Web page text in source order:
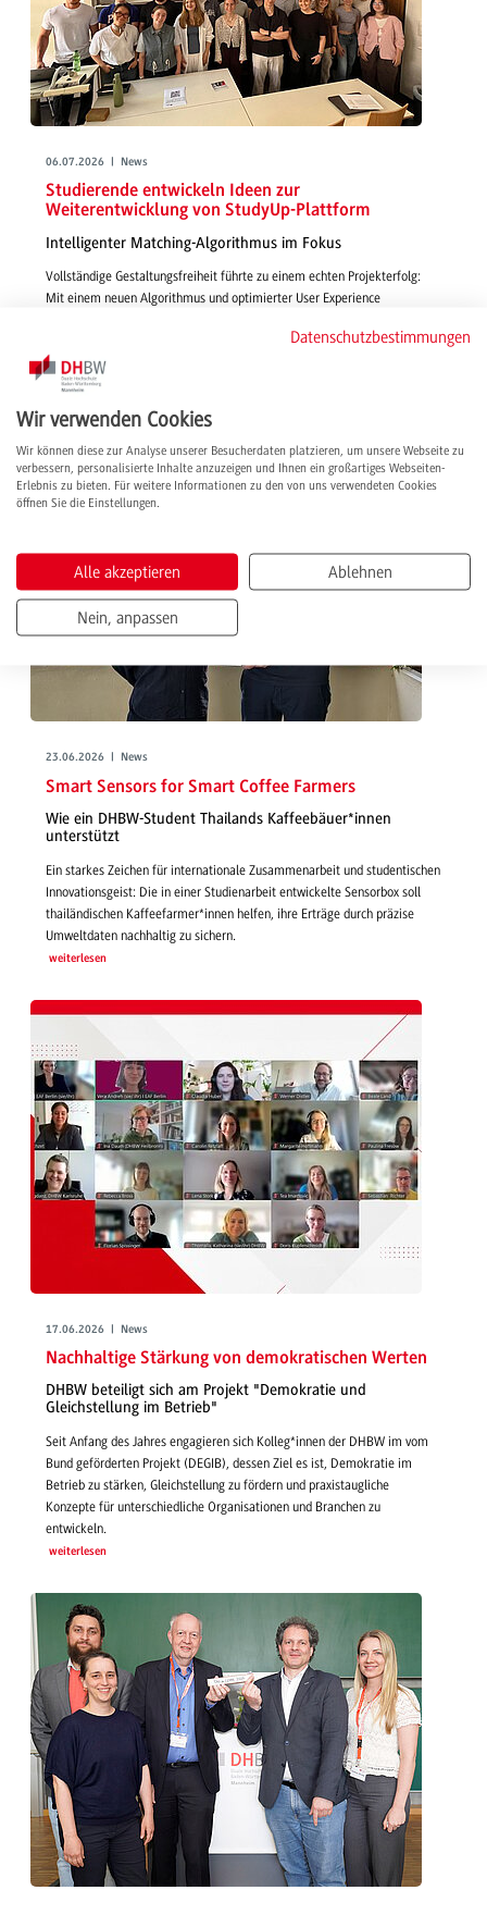
06.07.2026 | News
Studierende entwickeln Ideen zur
Weiterentwicklung von StudyUp-Plattform
Intelligenter Matching-Algorithmus im Fokus
Vollständige Gestaltungsfreiheit führte zu einem echten Projekterfolg:
Mit einem neuen Algorithmus und optimierter User Experience
smarte und passgenaue Features für die Vermittlung von Studienplätzen
über StudyUp.
weiterlesen
23.06.2026 | News
Smart Sensors for Smart Coffee Farmers
Wie ein DHBW-Student Thailands Kaffeebäuer*innen
unterstützt
Ein starkes Zeichen für internationale Zusammenarbeit und studentischen
Innovationsgeist: Die in einer Studienarbeit entwickelte Sensorbox soll
thailändischen Kaffeefarmer*innen helfen, ihre Erträge durch präzise
Umweltdaten nachhaltig zu sichern.
weiterlesen
17.06.2026 | News
Nachhaltige Stärkung von demokratischen Werten
DHBW beteiligt sich am Projekt "Demokratie und
Gleichstellung im Betrieb"
Seit Anfang des Jahres engagieren sich Kolleg*innen der DHBW im vom
Bund geförderten Projekt (DEGIB), dessen Ziel es ist, Demokratie im
Betrieb zu stärken, Gleichstellung zu fördern und praxistaugliche
Konzepte für unterschiedliche Organisationen und Branchen zu
entwickeln.
weiterlesen
Datenschutzbestimmungen
Wir verwenden Cookies
Wir können diese zur Analyse unserer Besucherdaten platzieren, um unsere Webseite zu
verbessern, personalisierte Inhalte anzuzeigen und Ihnen ein großartiges Webseiten-
Erlebnis zu bieten. Für weitere Informationen zu den von uns verwendeten Cookies
öffnen Sie die Einstellungen.
Alle akzeptieren Ablehnen
Nein, anpassen